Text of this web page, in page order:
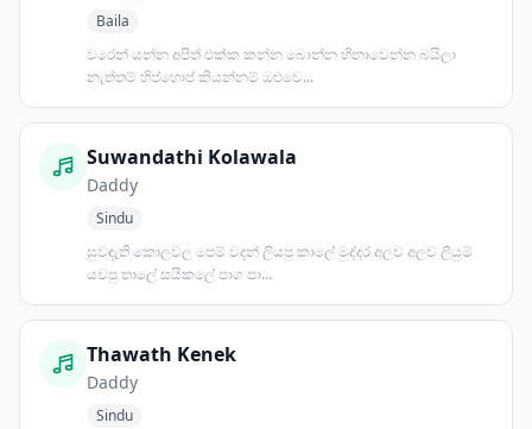
Baila
වරෙන් යන්න අපිත් එක්ක කන්න බොන්න හිනාවෙන්න බයිලා
නැත්තම් හිප්හොප් කියන්නම් ඔළුවෙ...
Suwandathi Kolawala
Daddy
Sindu
සුවඳැති කොලවල පෙම් වදන් ලියපු කාලේ මුද්දර අලව අලව ලියුම්
යවපු තාලේ සයිකලේ පාග පා...
Thawath Kenek
Daddy
Sindu